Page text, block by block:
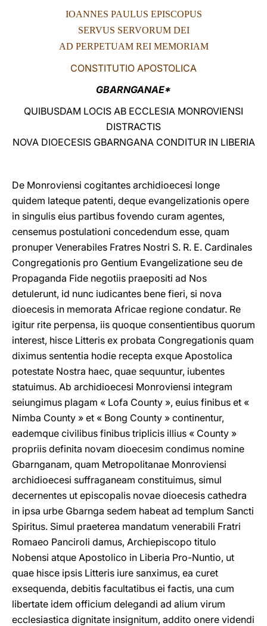
IOANNES PAULUS EPISCOPUS
SERVUS SERVORUM DEI
AD PERPETUAM REI MEMORIAM
CONSTITUTIO APOSTOLICA
GBARNGANAE*
QUIBUSDAM LOCIS AB ECCLESIA MONROVIENSI
DISTRACTIS
NOVA DIOECESIS GBARNGANA CONDITUR IN LIBERIA
De Monroviensi cogitantes archidioecesi longe
quidem lateque patenti, deque evangelizationis opere
in singulis eius partibus fovendo curam agentes,
censemus postulationi concedendum esse, quam
pronuper Venerabiles Fratres Nostri S. R. E. Cardinales
Congregationis pro Gentium Evangelizatione seu de
Propaganda Fide negotiis praepositi ad Nos
detulerunt, id nunc iudicantes bene fieri, si nova
dioecesis in memorata Africae regione condatur. Re
igitur rite perpensa, iis quoque consentientibus quorum
interest, hisce Litteris ex probata Congregationis quam
diximus sententia hodie recepta exque Apostolica
potestate Nostra haec, quae sequuntur, iubentes
statuimus. Ab archidioecesi Monroviensi integram
seiungimus plagam « Lofa County », euius finibus et «
Nimba County » et « Bong County » continentur,
eademque civilibus finibus triplicis illius « County »
propriis definita novam dioecesim condimus nomine
Gbarnganam, quam Metropolitanae Monroviensi
archidioecesi suffraganeam constituimus, simul
decernentes ut episcopalis novae dioecesis cathedra
in ipsa urbe Gbarnga sedem habeat ad templum Sancti
Spiritus. Simul praeterea mandatum venerabili Fratri
Romaeo Panciroli damus, Archiepiscopo titulo
Nobensi atque Apostolico in Liberia Pro-Nuntio, ut
quae hisce ipsis Litteris iure sanximus, ea curet
exsequenda, debitis facultatibus ei factis, una cum
libertate idem officium delegandi ad alium virum
ecclesiastica dignitate insignitum, addito onere videndi